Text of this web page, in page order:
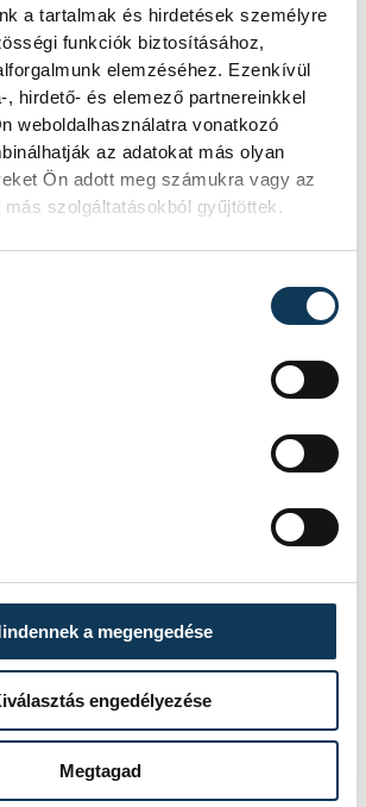
a tartalmak és hirdetések személyre
funkciók biztosításához,
elemzéséhez. Ezenkívül
, hirdető- és elemező partnereinkkel
weboldalhasználatra vonatkozó
az adatokat más olyan
Ön adott meg számukra vagy az
más szolgáltatásokból gyűjtöttek.
a megengedése
engedélyezése
Megtagad
sokkal
képesek,
mások
belőlünk
össze tudunk fogni a
békeidőben, többre
mint amit
amit mások kinéznek
jelentette ki Orbán Viktor
ötödik évfordulóján
feltöltött videóban.
elsejével eltörlik a
kedvező járványügyi